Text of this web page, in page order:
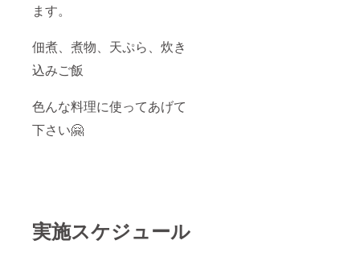
ます。
佃煮、煮物、天ぷら、炊き
込みご飯
色んな料理に使ってあげて
下さい🤗
実施スケジュール